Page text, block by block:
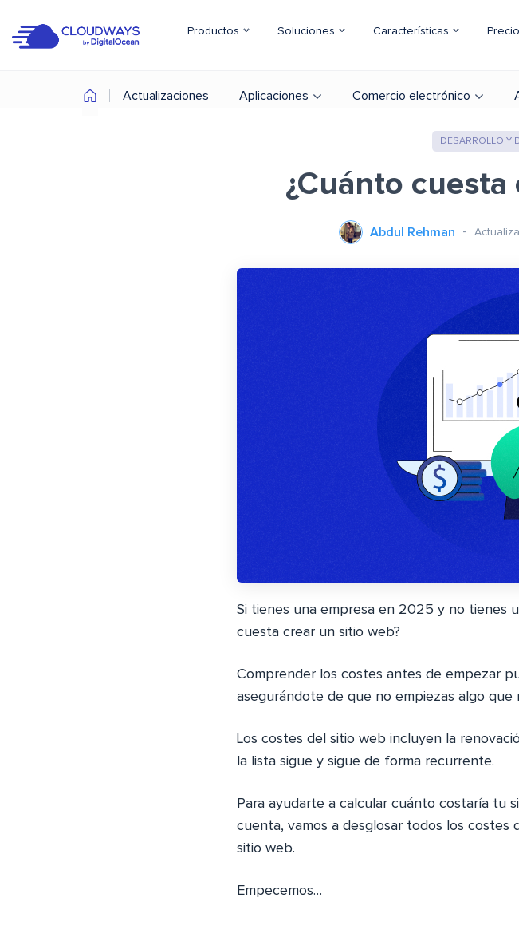
Productos Soluciones Características
Actualizaciones Aplicaciones Comercio electrónico
DESARROLLO Y
¿Cuánto
Abdul Rehman
Si tienes una empresa en 2025 y no tienes
cuesta crear un sitio web?
Comprender los costes antes de empezar
asegurándote de que no empiezas algo que
Los costes del sitio web incluyen la
la lista sigue y sigue de forma recurrente.
Para ayudarte a calcular cuánto costaría tu
cuenta, vamos a desglosar todos los
sitio web.
Empecemos…